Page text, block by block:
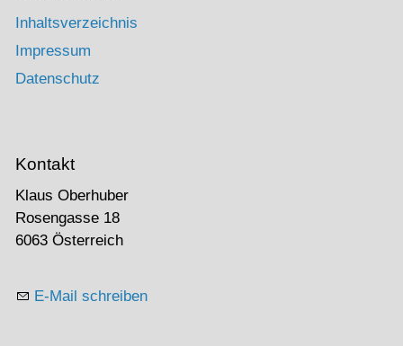
Inhaltsverzeichnis
Impressum
Datenschutz
Kontakt
Klaus Oberhuber
Rosengasse 18
6063 Österreich
E-Mail schreiben